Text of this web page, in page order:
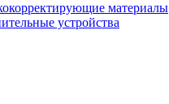
материалы
устройства